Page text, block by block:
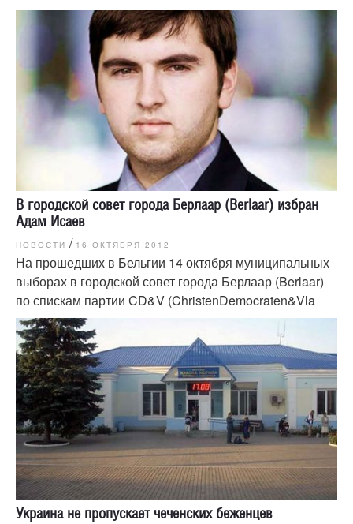
В городской совет города Берлаар (Berlaar) избран
Адам Исаев
НОВОСТИ / 16 ОКТЯБРЯ 2012
На прошедших в Бельгии 14 октября муниципальных
выборах в городской совет города Берлаар (Berlaar)
по спискам партии CD&V (ChristenDemocraten&Vla
Украина не пропускает чеченских беженцев